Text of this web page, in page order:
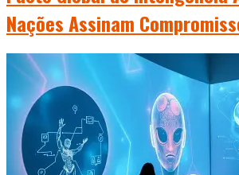
Nações Assinam